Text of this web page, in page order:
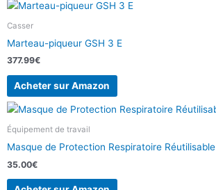
Casser
Marteau-piqueur GSH 3 E
377.99€
Acheter sur Amazon
Équipement de travail
Masque de Protection Respiratoire Réutilisable
35.00€